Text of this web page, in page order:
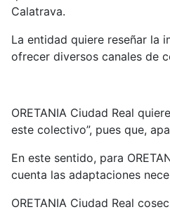
Calatrava.
La entidad quiere reseñar la
ofrecer diversos canales de
ORETANIA Ciudad Real
este colectivo”, pues que,
En este sentido, para
cuenta las adaptaciones
ORETANIA Ciudad Real